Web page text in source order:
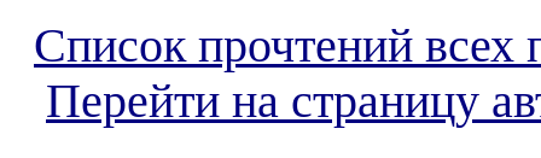
Список прочтений всех
Перейти на страницу